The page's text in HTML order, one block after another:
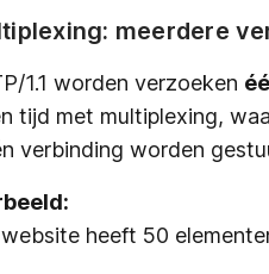
meerdere
1.1 worden verzoeken
tijd met multiplexing,
verbinding worden
heeft 50